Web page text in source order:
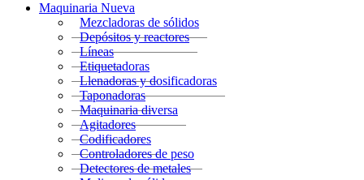
Maquinaria Nueva
Mezcladoras de sólidos
Depósitos y reactores
Líneas
Etiquetadoras
Llenadoras y dosificadoras
Taponadoras
Maquinaria diversa
Agitadores
Codificadores
Controladores de peso
Detectores de metales